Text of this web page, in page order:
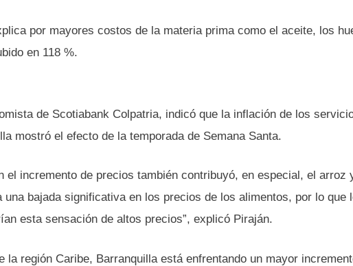
por mayores costos de la materia prima como el aceite, los
en 118 %.
de Scotiabank Colpatria, indicó que la inflación de los
mostró el efecto de la temporada de Semana Santa.
el incremento de precios también contribuyó, en especial, el arroz
una bajada significativa en los precios de los alimentos, por lo que
esta sensación de altos precios”, explicó Piraján.
la región Caribe, Barranquilla está enfrentando un mayor